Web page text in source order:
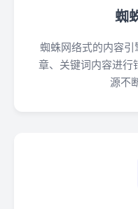
蜘
蜘蛛网络式的内容
章、关键词内容进行
源不